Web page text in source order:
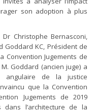
son adoption à plus
Christophe Bernasconi,
Goddard KC, Président de
Convention Jugements de
Goddard (ancien juge) a
angulaire de la justice
que la Convention
Jugements de 2019
dans l’architecture de la